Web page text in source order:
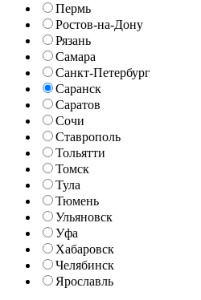
Пермь
Ростов-на-Дону
Рязань
Самара
Санкт-Петербург
Саранск
Саратов
Сочи
Ставрополь
Тольятти
Томск
Тула
Тюмень
Ульяновск
Уфа
Хабаровск
Челябинск
Ярославль